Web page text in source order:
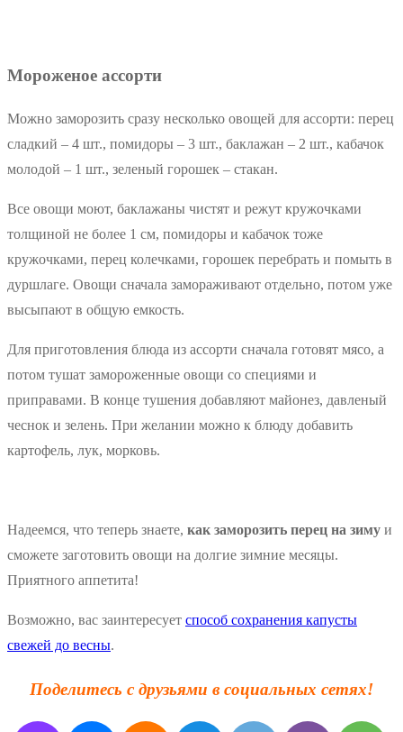
Мороженое ассорти
Можно заморозить сразу несколько овощей для ассорти: перец
сладкий – 4 шт., помидоры – 3 шт., баклажан – 2 шт., кабачок
молодой – 1 шт., зеленый горошек – стакан.
Все овощи моют, баклажаны чистят и режут кружочками
толщиной не более 1 см, помидоры и кабачок тоже
кружочками, перец колечками, горошек перебрать и помыть в
дуршлаге. Овощи сначала замораживают отдельно, потом уже
высыпают в общую емкость.
Для приготовления блюда из ассорти сначала готовят мясо, а
потом тушат замороженные овощи со специями и
приправами. В конце тушения добавляют майонез, давленый
чеснок и зелень. При желании можно к блюду добавить
картофель, лук, морковь.
Надеемся, что теперь знаете, как заморозить перец на зиму и
сможете заготовить овощи на долгие зимние месяцы.
Приятного аппетита!
Возможно, вас заинтересует способ сохранения капусты
свежей до весны.
Поделитесь с друзьями в социальных сетях!